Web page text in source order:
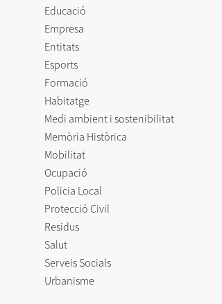
Educació
Empresa
Entitats
Esports
Formació
Habitatge
Medi ambient i sostenibilitat
Memòria Històrica
Mobilitat
Ocupació
Policia Local
Protecció Civil
Residus
Salut
Serveis Socials
Urbanisme